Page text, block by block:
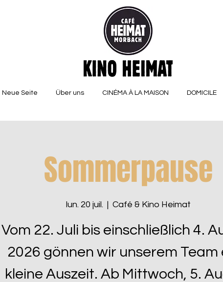
Neue Seite Über uns CINÉMA À LA MAISON DOMICILE
Sommerpause
lun. 20 juil.
  |
Café & Kino Heimat
Vom 22. Juli bis einschließlich 4.
2026 gönnen wir unserem Team
kleine Auszeit. Ab Mittwoch, 5.